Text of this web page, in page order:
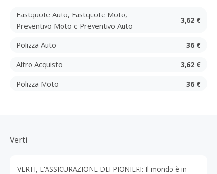
Fastquote Auto, Fastquote Moto,
Preventivo Moto o Preventivo Auto
3,62 €
Polizza Auto 36 €
Altro Acquisto 3,62 €
Polizza Moto 36 €
Verti
VERTI, L'ASSICURAZIONE DEI PIONIERI: Il mondo è in